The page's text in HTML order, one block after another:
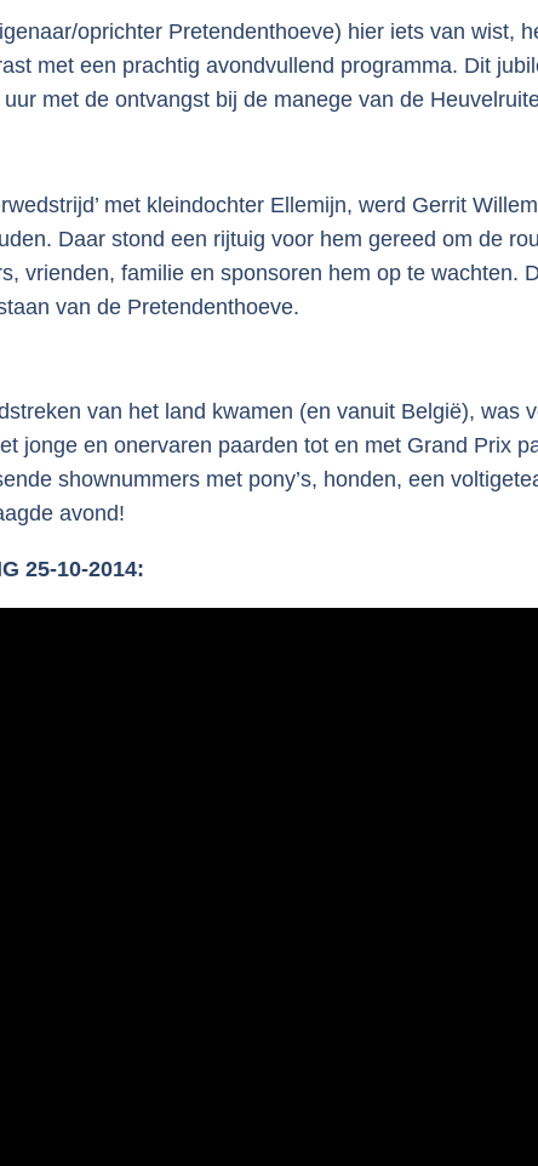
oprichter Pretendenthoeve) hier iets van wist,
met een prachtig avondvullend programma. Dit
met de ontvangst bij de manege van de
met kleindochter Ellemijn, werd Gerrit
Daar stond een rijtuig voor hem gereed om de
vrienden, familie en sponsoren hem op te wachten.
van de Pretendenthoeve.
van het land kwamen (en vanuit België), was
jonge en onervaren paarden tot en met Grand Prix
shownummers met pony’s, honden, een
avond!
25-10-2014: